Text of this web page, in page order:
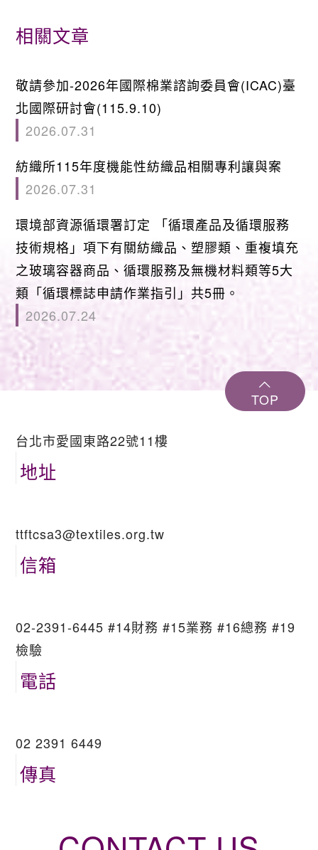
相關文章
敬請參加-2026年國際棉業諮詢委員會(ICAC)臺
北國際研討會(115.9.10)
2026.07.31
紡織所115年度機能性紡織品相關專利讓與案
2026.07.31
環境部資源循環署訂定 「循環產品及循環服務
技術規格」項下有關紡織品、塑膠類、重複填充
之玻璃容器商品、循環服務及無機材料類等5大
類「循環標誌申請作業指引」共5冊。
2026.07.24
台北市愛國東路22號11樓
地址
ttftcsa3@textiles.org.tw
信箱
02-2391-6445 #14財務 #15業務 #16總務 #19
檢驗
電話
02 2391 6449
傳真
TOP